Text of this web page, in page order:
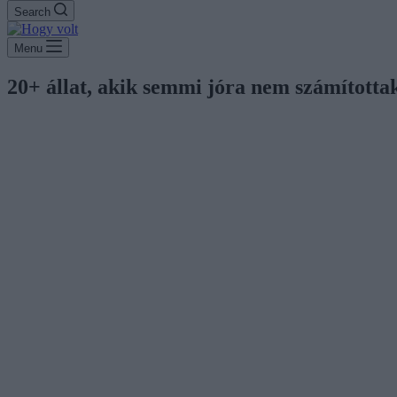
Search
Menu
20+ állat, akik semmi jóra nem